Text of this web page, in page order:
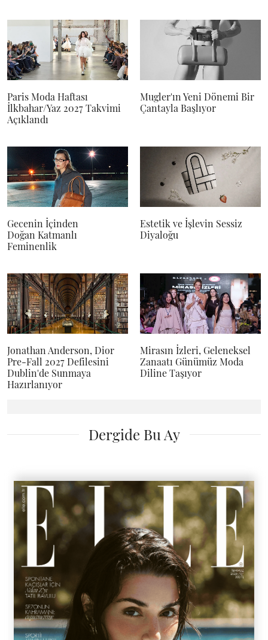
Paris Moda Haftası
İlkbahar/Yaz 2027 Takvimi
Açıklandı
Mugler'ın Yeni Dönemi Bir
Çantayla Başlıyor
Gecenin İçinden
Doğan Katmanlı
Feminenlik
Estetik ve İşlevin Sessiz
Diyaloğu
Jonathan Anderson, Dior
Pre-Fall 2027 Defilesini
Dublin'de Sunmaya
Hazırlanıyor
Mirasın İzleri, Geleneksel
Zanaatı Günümüz Moda
Diline Taşıyor
Dergide Bu Ay